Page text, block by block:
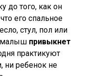
до того, как он
его спальное
стул, пол или
малыш привыкнет
практикуют
ни ребенок не